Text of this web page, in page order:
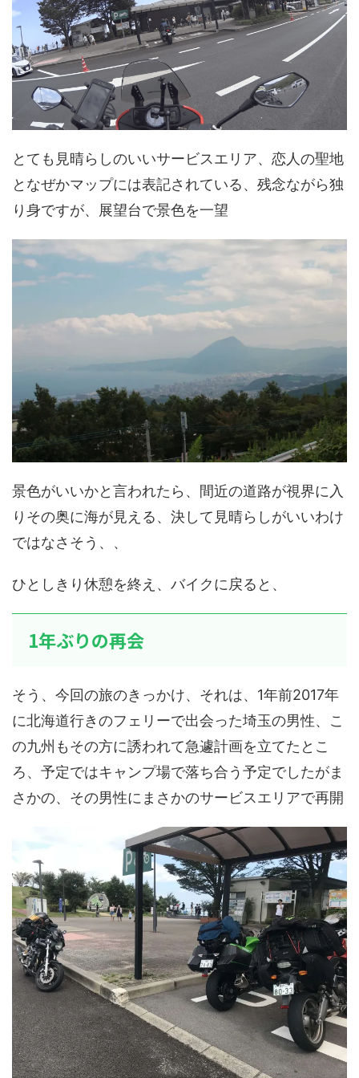
とても見晴らしのいいサービスエリア、恋人の聖地
となぜかマップには表記されている、残念ながら独
り身ですが、展望台で景色を一望
景色がいいかと言われたら、間近の道路が視界に入
りその奥に海が見える、決して見晴らしがいいわけ
ではなさそう、、
ひとしきり休憩を終え、バイクに戻ると、
1年ぶりの再会
そう、今回の旅のきっかけ、それは、1年前2017年
に北海道行きのフェリーで出会った埼玉の男性、こ
の九州もその方に誘われて急遽計画を立てたとこ
ろ、予定ではキャンプ場で落ち合う予定でしたがま
さかの、その男性にまさかのサービスエリアで再開